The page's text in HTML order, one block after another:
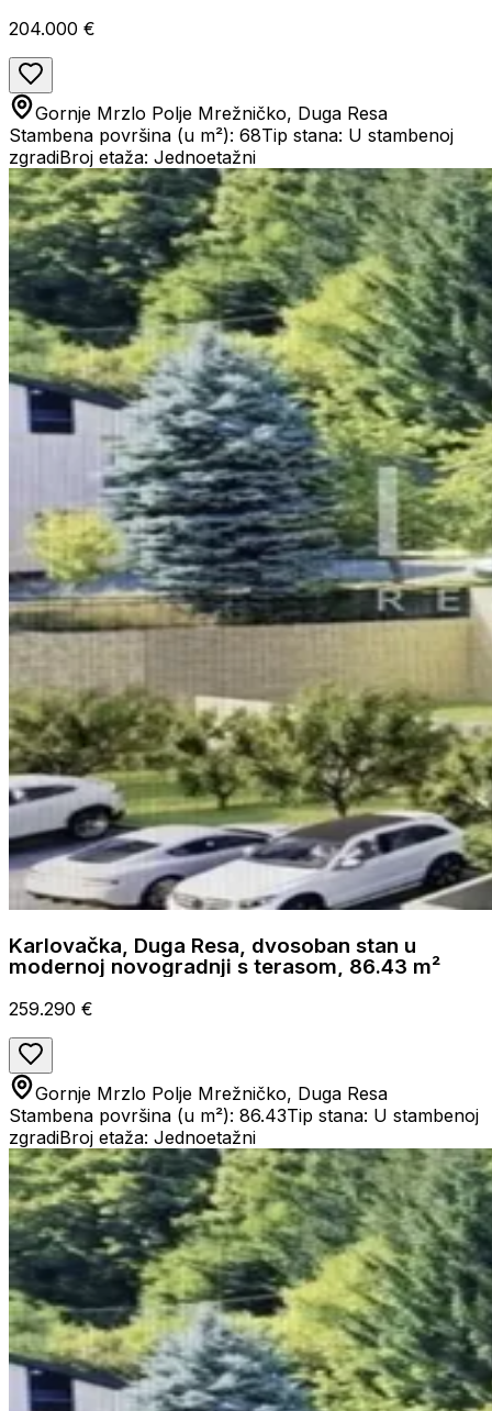
204.000 €
Gornje Mrzlo Polje Mrežničko, Duga Resa
Stambena površina (u m²): 68Tip stana: U stambenoj
zgradiBroj etaža: Jednoetažni
Karlovačka, Duga Resa, dvosoban stan u
modernoj novogradnji s terasom, 86.43 m²
259.290 €
Gornje Mrzlo Polje Mrežničko, Duga Resa
Stambena površina (u m²): 86.43Tip stana: U stambenoj
zgradiBroj etaža: Jednoetažni